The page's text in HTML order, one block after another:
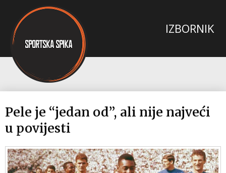
Pele je “jedan od”, ali nije najveći
u povijesti